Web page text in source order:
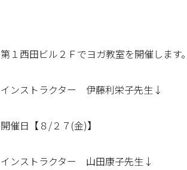
第１西田ビル２Ｆでヨガ教室を開催します
インストラクター 伊藤利栄子先生↓
開催日【８/２７(金)】
インストラクター 山田康子先生↓